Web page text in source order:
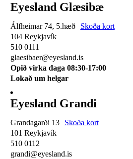
Eyesland Glæsibæ
Álfheimar 74, 5.hæð
Skoða kort
104 Reykjavík
510 0111
glaesibaer@eyesland.is
Opið virka daga 08:30-17:00
Lokað um helgar
Eyesland Grandi
Grandagarði 13
Skoða kort
101 Reykjavík
510 0112
grandi@eyesland.is